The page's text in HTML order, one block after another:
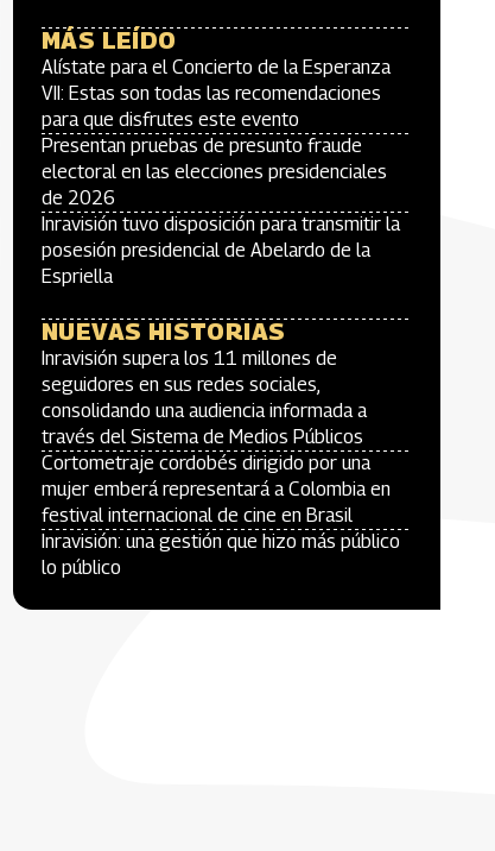
MÁS LEÍDO
Alístate para el Concierto de la Esperanza
VII: Estas son todas las recomendaciones
para que disfrutes este evento
Presentan pruebas de presunto fraude
electoral en las elecciones presidenciales
de 2026
Inravisión tuvo disposición para transmitir la
posesión presidencial de Abelardo de la
Espriella
NUEVAS HISTORIAS
Inravisión supera los 11 millones de
seguidores en sus redes sociales,
consolidando una audiencia informada a
través del Sistema de Medios Públicos
Cortometraje cordobés dirigido por una
mujer emberá representará a Colombia en
festival internacional de cine en Brasil
Inravisión: una gestión que hizo más público
lo público